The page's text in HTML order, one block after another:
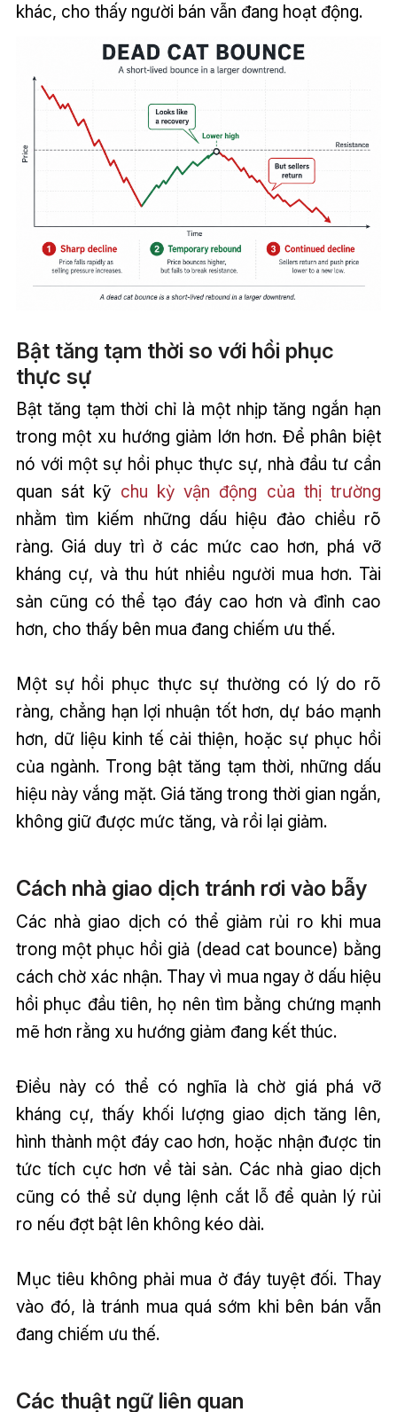
khác, cho thấy người bán vẫn đang hoạt động.
Bật tăng tạm thời so với hồi phục
thực sự
Bật tăng tạm thời chỉ là một nhịp tăng ngắn hạn
trong một xu hướng giảm lớn hơn. Để phân biệt
nó với một sự hồi phục thực sự, nhà đầu tư cần
quan sát kỹ chu kỳ vận động của thị trường
nhằm tìm kiếm những dấu hiệu đảo chiều rõ
ràng. Giá duy trì ở các mức cao hơn, phá vỡ
kháng cự, và thu hút nhiều người mua hơn. Tài
sản cũng có thể tạo đáy cao hơn và đỉnh cao
hơn, cho thấy bên mua đang chiếm ưu thế.
Một sự hồi phục thực sự thường có lý do rõ
ràng, chẳng hạn lợi nhuận tốt hơn, dự báo mạnh
hơn, dữ liệu kinh tế cải thiện, hoặc sự phục hồi
của ngành. Trong bật tăng tạm thời, những dấu
hiệu này vắng mặt. Giá tăng trong thời gian ngắn,
không giữ được mức tăng, và rồi lại giảm.
Cách nhà giao dịch tránh rơi vào bẫy
Các nhà giao dịch có thể giảm rủi ro khi mua
trong một phục hồi giả (dead cat bounce) bằng
cách chờ xác nhận. Thay vì mua ngay ở dấu hiệu
hồi phục đầu tiên, họ nên tìm bằng chứng mạnh
mẽ hơn rằng xu hướng giảm đang kết thúc.
Điều này có thể có nghĩa là chờ giá phá vỡ
kháng cự, thấy khối lượng giao dịch tăng lên,
hình thành một đáy cao hơn, hoặc nhận được tin
tức tích cực hơn về tài sản. Các nhà giao dịch
cũng có thể sử dụng lệnh cắt lỗ để quản lý rủi
ro nếu đợt bật lên không kéo dài.
Mục tiêu không phải mua ở đáy tuyệt đối. Thay
vào đó, là tránh mua quá sớm khi bên bán vẫn
đang chiếm ưu thế.
Các thuật ngữ liên quan